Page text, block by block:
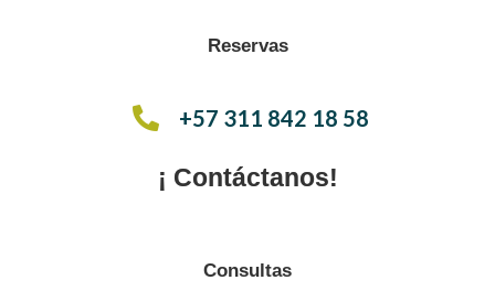
Reservas
+57 311 842 18 58
¡ Contáctanos!
Consultas